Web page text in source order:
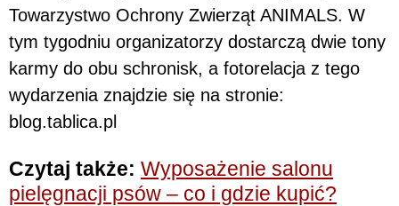
Towarzystwo Ochrony Zwierząt ANIMALS. W
tym tygodniu organizatorzy dostarczą dwie tony
karmy do obu schronisk, a fotorelacja z tego
wydarzenia znajdzie się na stronie:
blog.tablica.pl
Czytaj także: Wyposażenie salonu
pielęgnacji psów – co i gdzie kupić?